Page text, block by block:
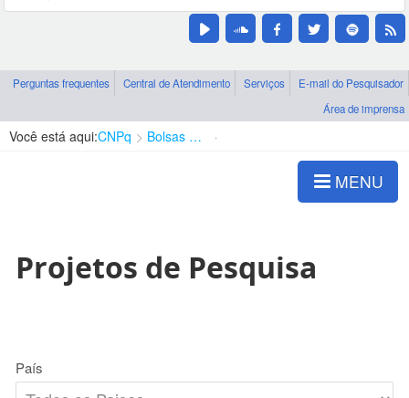
Perguntas frequentes Central de Atendimento Serviços
E-mail do Pesquisador
Área de imprensa
Você está aqui:CNPq Bolsas e Auxílios Vigentes
MENU
Projetos de Pesquisa
País